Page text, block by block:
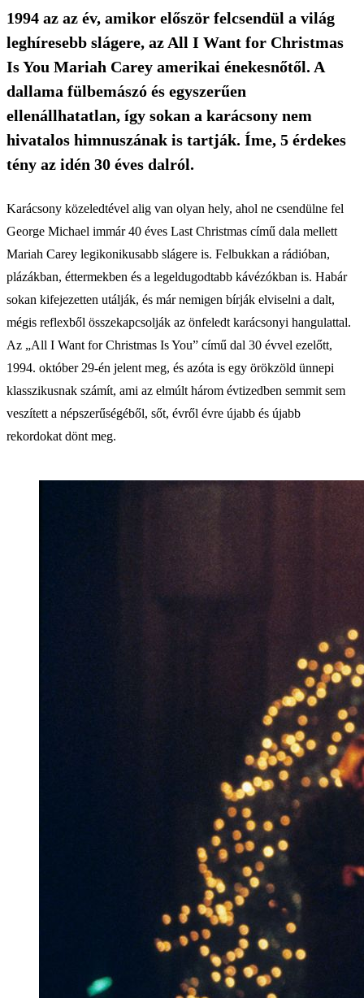
1994 az az év, amikor először felcsendül a világ
leghíresebb slágere, az All I Want for Christmas
Is You Mariah Carey amerikai énekesnőtől. A
dallama fülbemászó és egyszerűen
ellenállhatatlan, így sokan a karácsony nem
hivatalos himnuszának is tartják. Íme, 5 érdekes
tény az idén 30 éves dalról.
Karácsony közeledtével alig van olyan hely, ahol ne csendülne fel
George Michael immár 40 éves Last Christmas című dala mellett
Mariah Carey legikonikusabb slágere is. Felbukkan a rádióban,
plázákban, éttermekben és a legeldugodtabb kávézókban is. Habár
sokan kifejezetten utálják, és már nemigen bírják elviselni a dalt,
mégis reflexből összekapcsolják az önfeledt karácsonyi hangulattal.
Az „All I Want for Christmas Is You” című dal 30 évvel ezelőtt,
1994. október 29-én jelent meg, és azóta is egy örökzöld ünnepi
klasszikusnak számít, ami az elmúlt három évtizedben semmit sem
veszített a népszerűségéből, sőt, évről évre újabb és újabb
rekordokat dönt meg.